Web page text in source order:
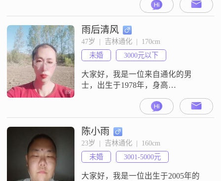
历，在一家普通公司工作，月收入
大概在3001到5000元之间##3002##
虽然收入不是特别高，但我相信通
过自己的努力，未来一定会有更好
的发展##3002##我性格比较随和，
容易相处，总是喜欢用幽默的方式
去调节气氛
雨后清风
47岁  |  吉林通化  |  170cm
未婚
3000元以下
大家好，我是一位来自通化的男
士，出生于1978年，身高
以下，目前从事着一份稳定的工作
##3002##虽然学历只是中专，但我
一直保持着学习的热情，不断提升
自己##3002##我性格稳重可靠，自
信果断，在生活中总是以真诚的态
度对待他人##3002##我热爱天文地
理，喜欢探索未
陈小雨
23岁  |  吉林通化  |  160cm
未婚
3001-5000元
大家好，我是一位出生于2005年的